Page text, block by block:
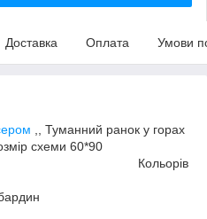
Доставка Оплата Умови
,, Туманний ранок у горах
60*90
23